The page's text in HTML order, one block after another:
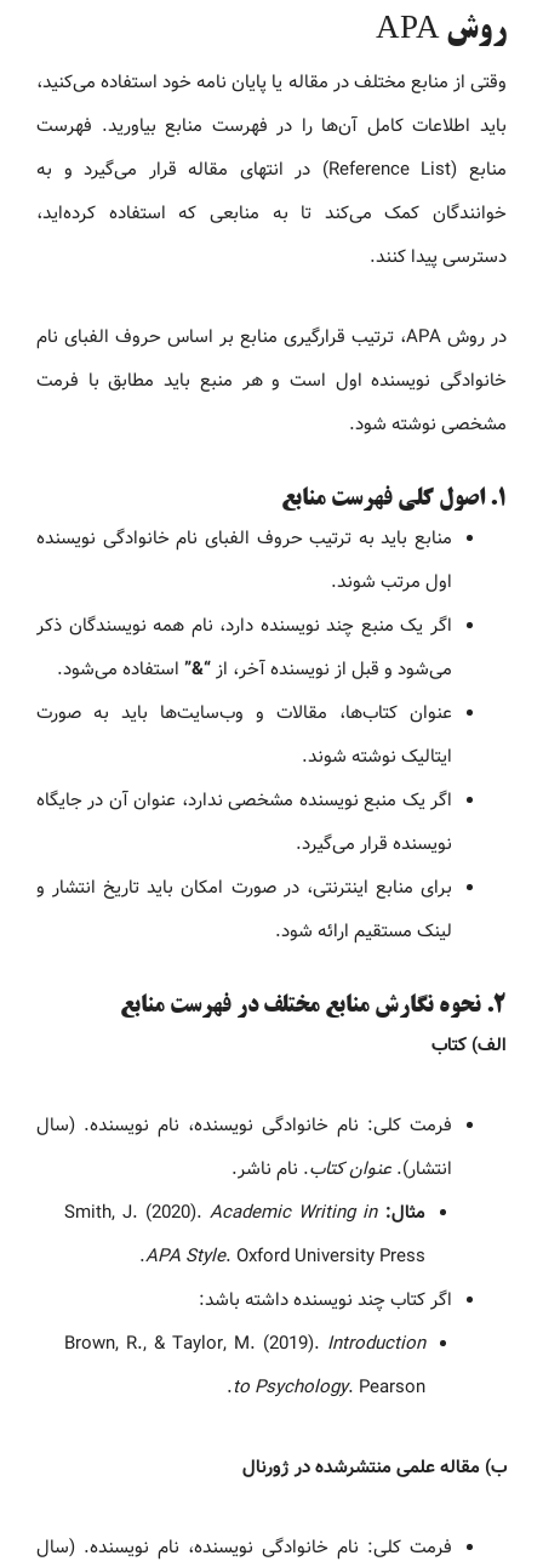
روش APA
وقتی از منابع مختلف در مقاله یا پایان نامه خود استفاده می‌کنید،
باید اطلاعات کامل آن‌ها را در فهرست منابع بیاورید. فهرست
منابع (Reference List) در انتهای مقاله قرار می‌گیرد و به
خوانندگان کمک می‌کند تا به منابعی که استفاده کرده‌اید،
دسترسی پیدا کنند.
در روش APA، ترتیب قرارگیری منابع بر اساس حروف الفبای نام
خانوادگی نویسنده اول است و هر منبع باید مطابق با فرمت
مشخصی نوشته شود.
۱. اصول کلی فهرست منابع
منابع باید به ترتیب حروف الفبای نام خانوادگی نویسنده
اول مرتب شوند.
اگر یک منبع چند نویسنده دارد، نام همه نویسندگان ذکر
می‌شود و قبل از نویسنده آخر، از “&” استفاده می‌شود.
عنوان کتاب‌ها، مقالات و وب‌سایت‌ها باید به صورت
ایتالیک نوشته شوند.
اگر یک منبع نویسنده مشخصی ندارد، عنوان آن در جایگاه
نویسنده قرار می‌گیرد.
برای منابع اینترنتی، در صورت امکان باید تاریخ انتشار و
لینک مستقیم ارائه شود.
۲. نحوه نگارش منابع مختلف در فهرست منابع
الف) کتاب
فرمت کلی: نام خانوادگی نویسنده، نام نویسنده. (سال
انتشار). عنوان کتاب. نام ناشر.
مثال: Smith, J. (2020).
Academic Writing in
APA Style. Oxford University Press.
اگر کتاب چند نویسنده داشته باشد:
Brown, R., & Taylor, M. (2019). Introduction
to Psychology. Pearson.
ب) مقاله علمی منتشرشده در ژورنال
فرمت کلی: نام خانوادگی نویسنده، نام نویسنده. (سال